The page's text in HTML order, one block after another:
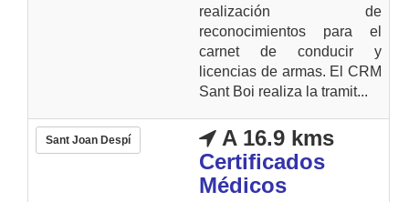
realización de
reconocimientos para el
carnet de conducir y
licencias de armas. El CRM
Sant Boi realiza la tramit...
Sant Joan Despí
A 16.9 kms
Certificados
Médicos